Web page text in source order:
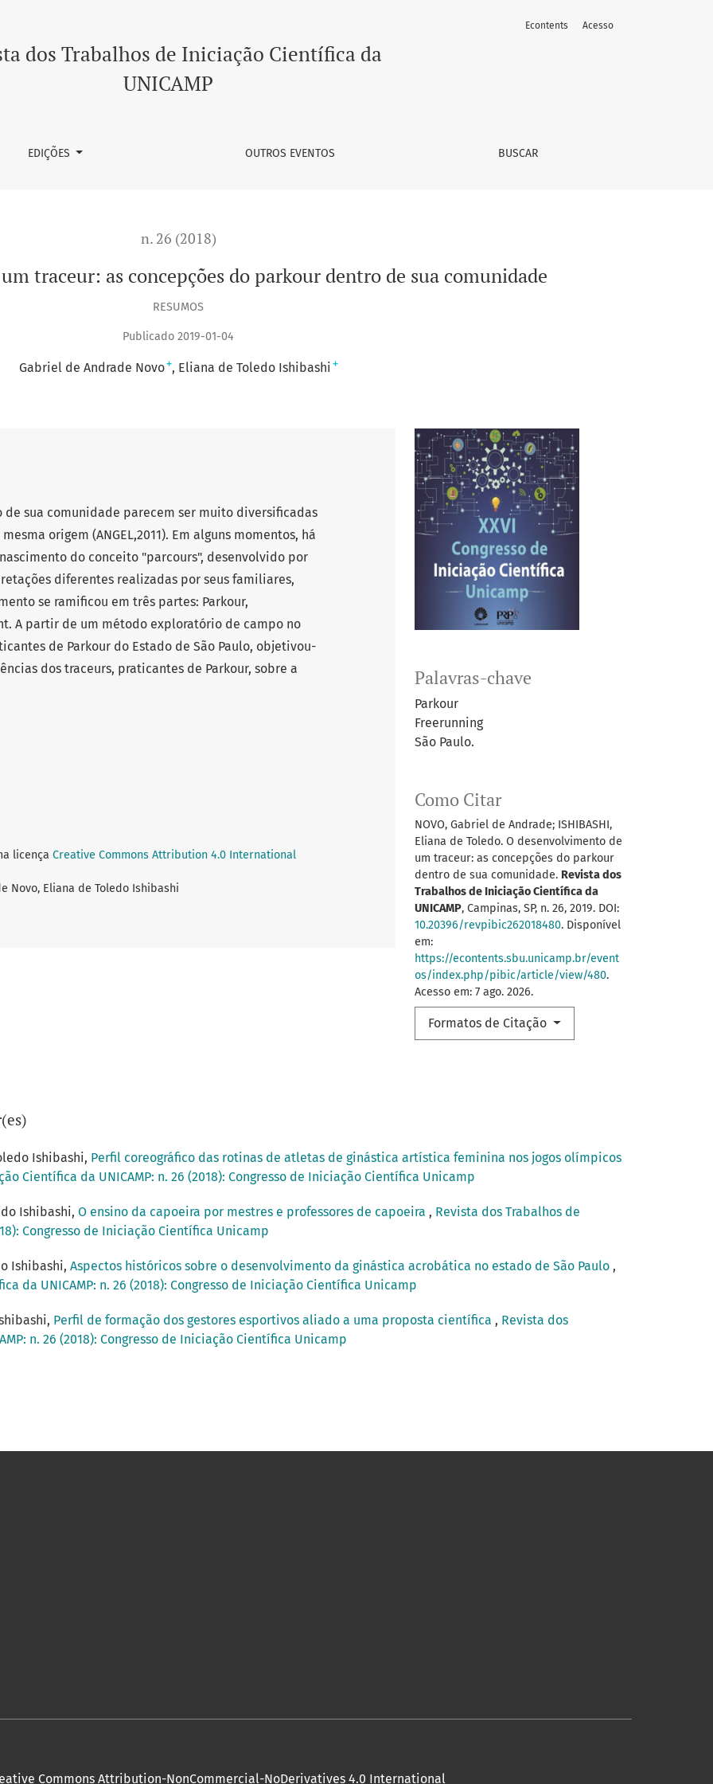
do parkour dentro de sua comunidade
dos Trabalhos de Iniciação Científica da
UNICAMP
EDIÇÕES OUTROS EVENTOS BUSCAR
Econtents Acesso
n. 26 (2018)
traceur: as concepções do parkour dentro de sua comunidade
RESUMOS
Publicado 2019-01-04
Gabriel de Andrade Novo+ Eliana de Toledo Ishibashi +
Palavras-chave
Parkour
Freerunning
São Paulo.
Como Citar
NOVO, Gabriel de Andrade; ISHIBASHI,
Eliana de Toledo. O desenvolvimento de
um traceur: as concepções do parkour
dentro de sua comunidade. Revista dos
Trabalhos de Iniciação Científica da
UNICAMP, Campinas, SP, n. 26, 2019. DOI:
10.20396/revpibic262018480. Disponível
em:
https://econtents.sbu.unicamp.br/event
os/index.php/pibic/article/view/480.
Acesso em: 7 ago. 2026.
Formatos de Citação
de sua comunidade parecem ser muito diversificadas
origem (ANGEL,2011). Em alguns momentos, há
do conceito "parcours", desenvolvido por
diferentes realizadas por seus familiares,
se ramificou em três partes: Parkour,
A partir de um método exploratório de campo no
de Parkour do Estado de São Paulo, objetivou-
dos traceurs, praticantes de Parkour, sobre a
licença Creative Commons Attribution 4.0 International
Novo, Eliana de Toledo Ishibashi
Ishibashi, Perfil coreográfico das rotinas de atletas de ginástica artística feminina nos jogos olímpicos
Científica da UNICAMP: n. 26 (2018): Congresso de Iniciação Científica Unicamp
Ishibashi, O ensino da capoeira por mestres e professores de capoeira , Revista dos Trabalhos de
Congresso de Iniciação Científica Unicamp
Ishibashi, Aspectos históricos sobre o desenvolvimento da ginástica acrobática no estado de São Paulo ,
da UNICAMP: n. 26 (2018): Congresso de Iniciação Científica Unicamp
Perfil de formação dos gestores esportivos aliado a uma proposta científica , Revista dos
n. 26 (2018): Congresso de Iniciação Científica Unicamp
Commons Attribution-NonCommercial-NoDerivatives 4.0 International